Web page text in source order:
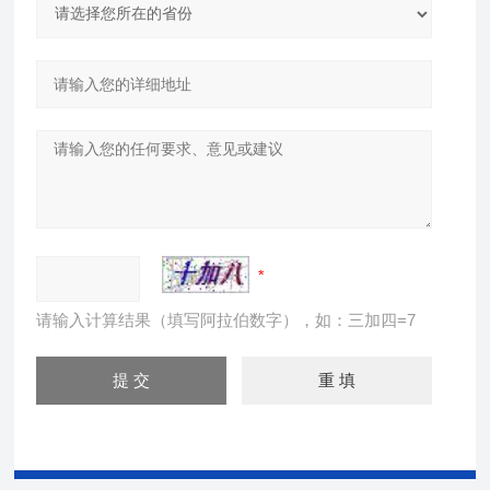
请输入计算结果（填写阿拉伯数字），如：三加四=7